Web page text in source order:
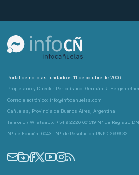
Portal de noticias fundado el 11 de octubre de 2006
Propietario y Director Periodístico: Germán R. Hergenrether
Correo electrónico: info@infocanuelas.com
Cañuelas, Provincia de Buenos Aires, Argentina
Teléfono / Whatsapp: +54 9 2226 601319 N° de Registro
N° de Edición: 6043 | N° de Resolución RNPI: 2699932